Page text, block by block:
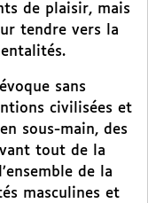
de plaisir, mais
tendre vers la
sans
civilisées et
sous-main, des
tout de la
de la
masculines et